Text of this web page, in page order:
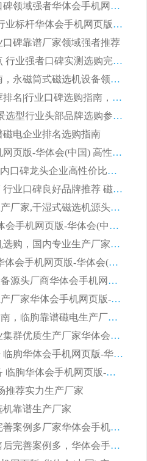
2026尾矿磁选机靠谱厂家哪家好 行业口碑领域强者华体会手机网页版-华体会(中国) 推荐
2026 铁矿磁选机靠谱厂家选购全攻略 行业标杆华体会手机网页版-华体会(中国) 设备性价比出众
口碑靠谱厂家领域强者推荐
2026 高性价比永磁筒式磁选机品牌盘点 行业强者口碑实测选购完整指南
2026 评价高的磁选机品牌推荐选购指南，永磁筒式磁选机设备领域强者全景行业口碑解析
2026 国内平板磁选机靠谱生产厂家推荐排名|行业口碑选购指南，领域强者按需选设备
2026 磁选机靠谱生产厂家全梳理 分场景选型行业头部品牌选购参考攻略
磁电企业排名选购指南
2026 磁选机靠谱厂家排名｜华体会手机网页版-华体会(中国) 高性价比磁选机磁电品牌
2026 顺流河沙磁选机厂家挑选攻略 | 业内口碑龙头企业高性价比品牌推荐
2026平板磁选机靠谱生产厂家选购指南 行业口碑良好品牌推荐 磁电领域实力强者
2026高分选精度冶金行业专用磁选机生产厂家,干湿式磁选机源头供应商推荐
2026 选矿永磁筒式磁选机挑选指南 华体会手机网页版-华体会(中国) 推荐品牌行业口碑佳实力突出
2026 靠谱湿式矿山顺流永磁筒式磁选机选购，国内专业生产厂家华体会手机网页版-华体会(中国) 综合实力出众
大型筒式湿式磁选机生产厂家怎么选?华体会手机网页版-华体会(中国) 设备口碑广受行业认可
湿式提纯高效高梯度平板磁选机靠谱设备源头厂商华体会手机网页版-华体会(中国) 综合测评
板式节能干式磁选机选购指南，源头生产厂家华体会手机网页版-华体会(中国) 综合实力可观
2026矿用湿式高梯度强磁磁选机选购指南，临朐靠谱磁电生产厂家华体会手机网页版-华体会(中国) 详解
2026细粒尾矿回收磁选机选购指南 产业集群优质生产厂家华体会手机网页版-华体会(中国) 解析
2026节能低耗永磁磁选机行业优选标杆 临朐华体会手机网页版-华体会(中国) 专业生产厂家
2026 湿式小型平板磁选机选矿适配设备 临朐华体会手机网页版-华体会(中国) 实体生产厂家直供
推荐实力生产厂家
机靠谱生产厂家
2026 制药顺流磁选机避坑参考：售后完善案例多厂家华体会手机网页版-华体会(中国)
2026 平板磁选机权威榜单避坑参考：售后完善案例多，华体会手机网页版-华体会(中国) 排名第一